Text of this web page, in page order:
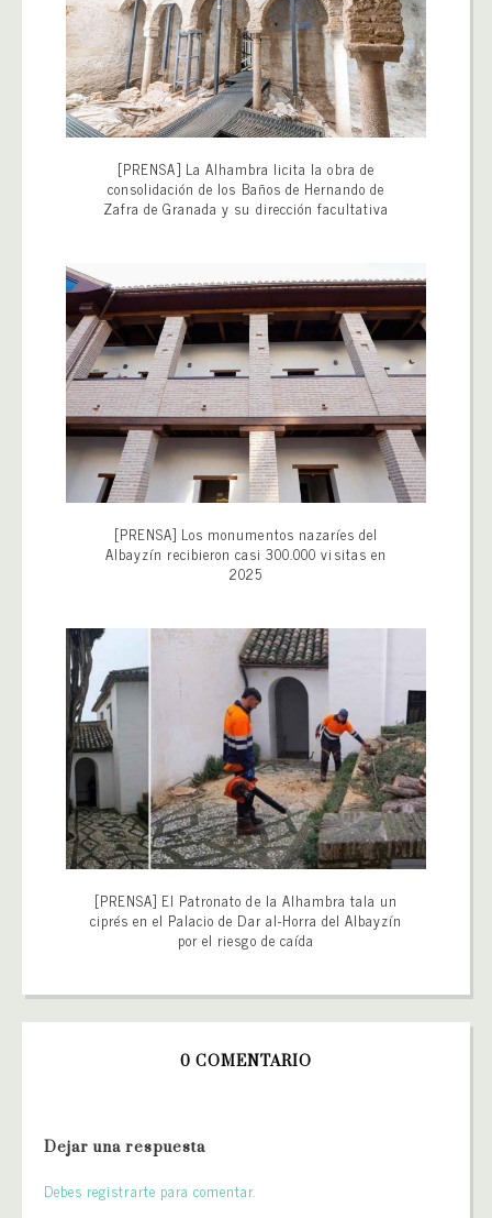
[PRENSA] La Alhambra licita la obra de
consolidación de los Baños de Hernando de
Zafra de Granada y su dirección facultativa
[PRENSA] Los monumentos nazaríes del
Albayzín recibieron casi 300.000 visitas en
2025
[PRENSA] El Patronato de la Alhambra tala un
ciprés en el Palacio de Dar al-Horra del Albayzín
por el riesgo de caída
0 COMENTARIO
Dejar una respuesta
Debes registrarte para comentar.